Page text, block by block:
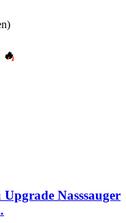
🔥
Nasssauger